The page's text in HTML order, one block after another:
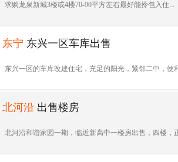
求购龙泉新城3楼或4楼70-90平方左右最好能拎包入住...
东宁 东兴一区车库出售
东兴一区的车库改建住宅，充足的阳光，紧邻二中，便
北河沿 出售楼房
北河沿和谐家园一期，临近新高中一楼房出售，四楼，